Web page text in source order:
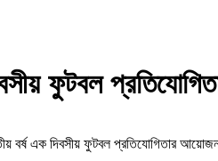
ফুটবল
বর্ষ এক দিবসীয় ফুটবল